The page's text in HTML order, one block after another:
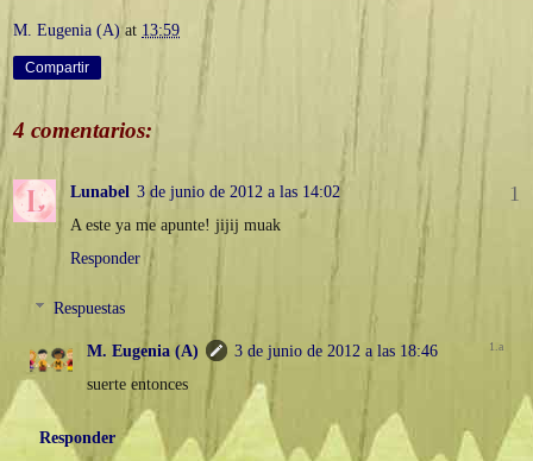
M. Eugenia (A) at 13:59
Compartir
4 comentarios:
Lunabel 3 de junio de 2012 a las 14:02
A este ya me apunte! jijij muak
Responder
Respuestas
M. Eugenia (A)
3 de junio de 2012 a las 18:46
suerte entonces
Responder